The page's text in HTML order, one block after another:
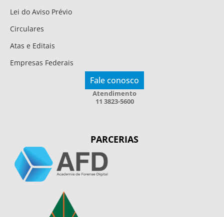
Lei do Aviso Prévio
Circulares
Atas e Editais
Empresas Federais
Fale conosco
Atendimento
11 3823-5600
PARCERIAS